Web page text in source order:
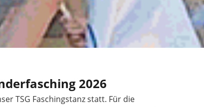
2026
TSG Faschingstanz statt. Für die